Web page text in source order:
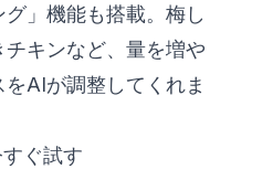
グ」機能も搭載。梅し
キンなど、量を増や
AIが調整してくれま
ぐ試す